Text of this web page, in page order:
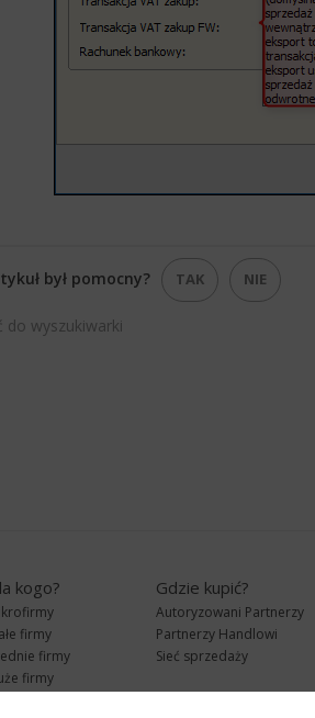
był pomocny? TAK NIE
do wyszukiwarki
kogo?
firmy
firmy
firmy
Gdzie kupić?
Autoryzowani Partnerzy
Partnerzy Handlowi
Sieć sprzedaży